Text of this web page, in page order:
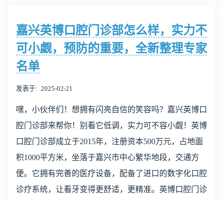
嘉兴英博口腔门诊部怎么样，实力不
可小觑，预防的重要，全新整理专家
名单
发表于 2025-02-21
嘿，小伙伴们！想拥有闪亮自信的笑容吗？嘉兴英博口
腔门诊部来帮你！别看它低调，实力可不容小觑！英博
口腔门诊部成立于2015年，注册资本500万元，占地面
积1000平方米，坐落于嘉兴市中心繁华地段，交通方
便。它拥有完善的医疗设备，配备了进口的数字化口腔
诊疗系统，让看牙变得更舒适，更精准。英博口腔门诊